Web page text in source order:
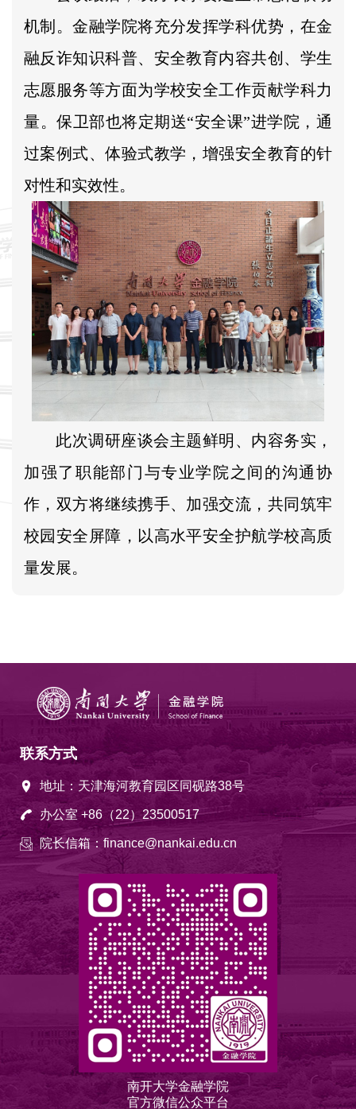
机制。金融学院将充分发挥学科优势，在金
融反诈知识科普、安全教育内容共创、学生
志愿服务等方面为学校安全工作贡献学科力
量。保卫部也将定期送“安全课”进学院，通
过案例式、体验式教学，增强安全教育的针
对性和实效性。
此次调研座谈会主题鲜明、内容务实，
加强了职能部门与专业学院之间的沟通协
作，双方将继续携手、加强交流，共同筑牢
校园安全屏障，以高水平安全护航学校高质
量发展。
联系方式
地址：天津海河教育园区同砚路38号
办公室 +86（22）23500517
院长信箱：finance@nankai.edu.cn
南开大学金融学院
官方微信公众平台